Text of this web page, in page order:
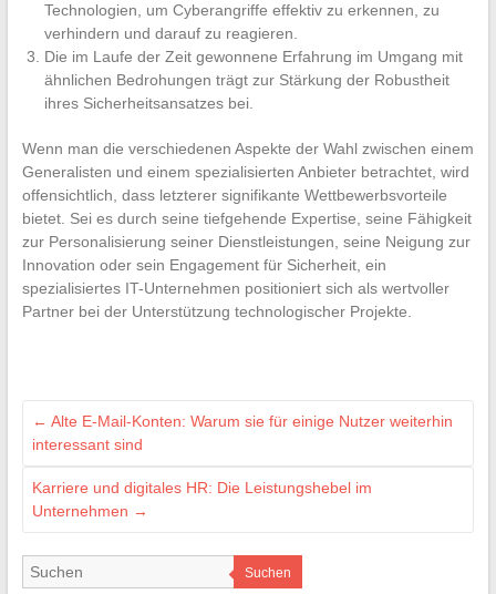
Technologien, um Cyberangriffe effektiv zu erkennen, zu
verhindern und darauf zu reagieren.
Die im Laufe der Zeit gewonnene Erfahrung im Umgang mit
ähnlichen Bedrohungen trägt zur Stärkung der Robustheit
ihres Sicherheitsansatzes bei.
Wenn man die verschiedenen Aspekte der Wahl zwischen einem
Generalisten und einem spezialisierten Anbieter betrachtet, wird
offensichtlich, dass letzterer signifikante Wettbewerbsvorteile
bietet. Sei es durch seine tiefgehende Expertise, seine Fähigkeit
zur Personalisierung seiner Dienstleistungen, seine Neigung zur
Innovation oder sein Engagement für Sicherheit, ein
spezialisiertes IT-Unternehmen positioniert sich als wertvoller
Partner bei der Unterstützung technologischer Projekte.
← Alte E-Mail-Konten: Warum sie für einige Nutzer weiterhin
interessant sind
Karriere und digitales HR: Die Leistungshebel im
Unternehmen →
Suchen